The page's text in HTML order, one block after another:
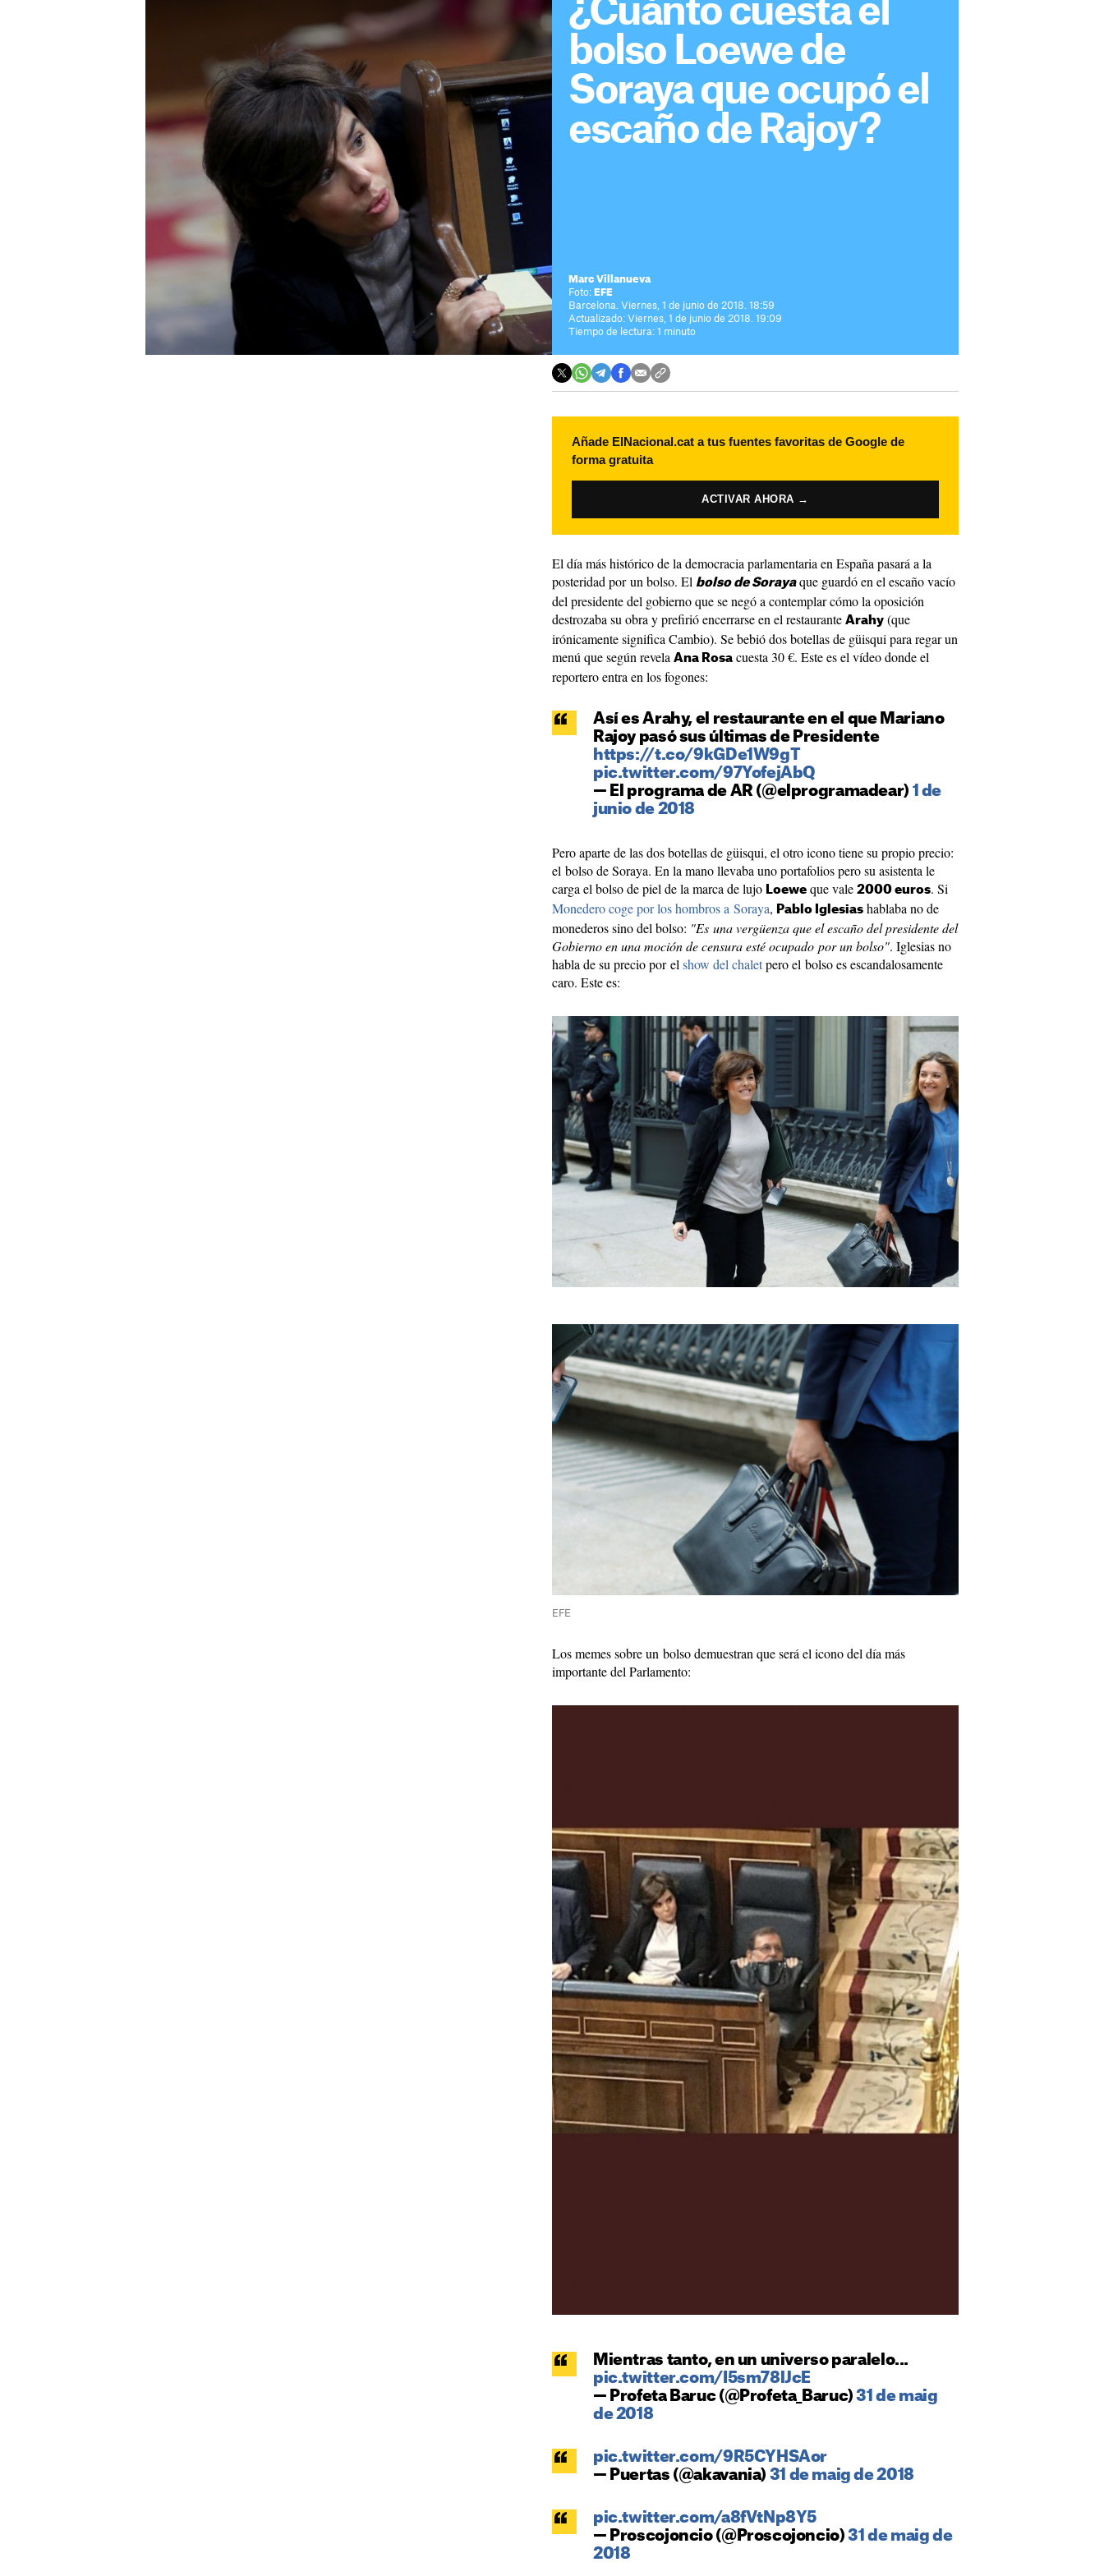
¿Cuánto cuesta el
bolso Loewe de
Soraya que ocupó el
escaño de Rajoy?
Marc Villanueva
Foto: EFE
Barcelona. Viernes, 1 de junio de 2018. 18:59
Actualizado: Viernes, 1 de junio de 2018. 19:09
Tiempo de lectura: 1 minuto
Añade ElNacional.cat a tus fuentes favoritas de Google de
forma gratuita
ACTIVAR AHORA →
El día más histórico de la democracia parlamentaria en España pasará a la
posteridad por un bolso. El bolso de Sorayaque guardó en el escaño vacío
del presidente del gobierno que se negó a contemplar cómo la oposición
destrozaba su obra y prefirió encerrarse en el restaurante Arahy (que
irónicamente significa Cambio). Se bebió dos botellas de güisqui para regar un
menú que según revela Ana Rosa cuesta 30 €. Este es el vídeo donde el
reportero entra en los fogones:
Así es Arahy, el restaurante en el que Mariano
Rajoy pasó sus últimas de Presidente
https://t.co/9kGDe1W9gT
pic.twitter.com/97YofejAbQ
— El programa de AR (@elprogramadear) 1 de
junio de 2018
Pero aparte de las dos botellas de güisqui, el otro icono tiene su propio precio:
el bolso de Soraya. En la mano llevaba uno portafolios pero su asistenta le
carga el bolso de piel de la marca de lujo Loewe que vale 2000 euros. Si
Monedero coge por los hombros a Soraya, Pablo Iglesias hablaba no de
monederos sino del bolso: "Es una vergüenza que el escaño del presidente del
Gobierno en una moción de censura esté ocupado por un bolso". Iglesias no
habla de su precio por el show del chaletpero el bolso es escandalosamente
caro. Este es:
EFE
Los memes sobre un bolso demuestran que será el icono del día más
importante del Parlamento:
Mientras tanto, en un universo paralelo...
pic.twitter.com/I5sm78lJcE
— Profeta Baruc (@Profeta_Baruc)31 de maig
de 2018
pic.twitter.com/9R5CYHSAor
— Puertas (@akavania) 31 de maig de 2018
pic.twitter.com/a8fVtNp8Y5
— Proscojoncio (@Proscojoncio)31 de maig de
2018